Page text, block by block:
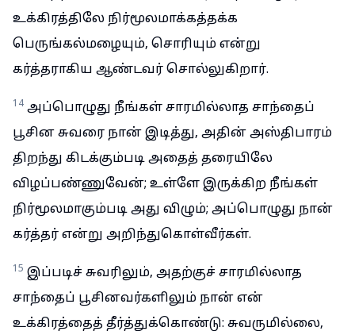
உக்கிரத்திலே நிர்மூலமாக்கத்தக்க
பெருங்கல்மழையும், சொரியும் என்று
கர்த்தராகிய ஆண்டவர் சொல்லுகிறார்.
14 அப்பொழுது நீங்கள் சாரமில்லாத சாந்தைப்
பூசின சுவரை நான் இடித்து, அதின் அஸ்திபாரம்
திறந்து கிடக்கும்படி அதைத் தரையிலே
விழப்பண்ணுவேன்; உள்ளே இருக்கிற நீங்கள்
நிர்மூலமாகும்படி அது விழும்; அப்பொழுது நான்
கர்த்தர் என்று அறிந்துகொள்வீர்கள்.
15 இப்படிச் சுவரிலும், அதற்குச் சாரமில்லாத
சாந்தைப் பூசினவர்களிலும் நான் என்
உக்கிரத்தைத் தீர்த்துக்கொண்டு: சுவருமில்லை,